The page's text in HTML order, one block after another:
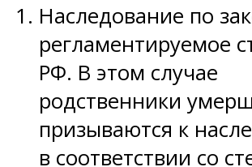
Наследование по
регламентируемое
РФ. В этом случае
родственники
призываются к
в соответствии со